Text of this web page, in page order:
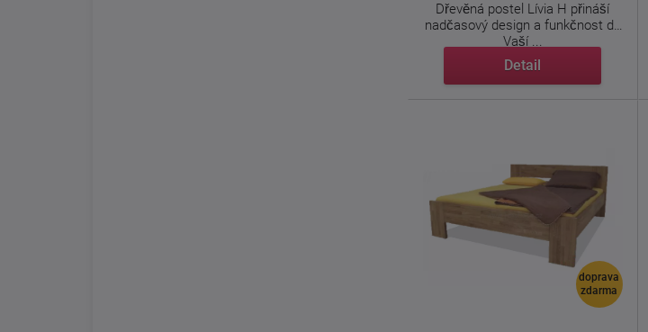
Dřevěná postel Lívia H přináší
nadčasový design a funkčnost do
Vaší ...
Detail
doprava
zdarma